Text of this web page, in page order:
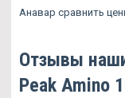
Анавар сравнить
Отзывы
Peak Amino